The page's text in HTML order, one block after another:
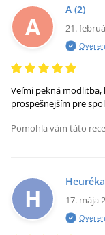
A
A (2)
21.
Veľmi pekná modlitba,
prospešnejším pre
Pomohla vám táto
H 17. mája